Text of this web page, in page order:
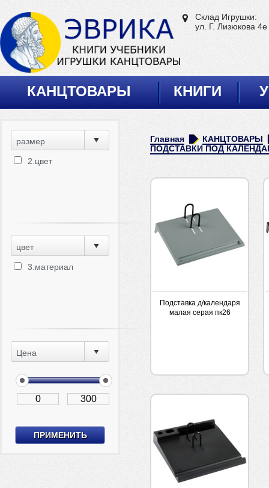
Склад Игрушки:
ул. Г. Лизюкова 4е
КАНЦТОВАРЫ КНИГИ
размер
2.цвет
цвет
3.материал
Цена
Главная
КАНЦТОВАРЫ
ПОДСТАВКИ ПОД
Подставка д/календаря
малая серая пк26